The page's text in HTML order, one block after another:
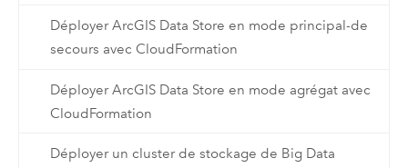
Déployer ArcGIS Data Store en mode principal-de
secours avec CloudFormation
Déployer ArcGIS Data Store en mode agrégat avec
CloudFormation
Déployer un cluster de stockage de Big Data